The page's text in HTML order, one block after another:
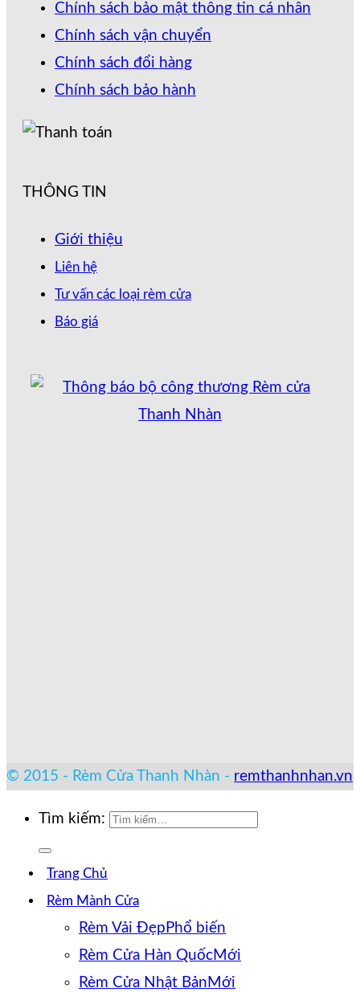
Chính sách bảo mật thông tin cá nhân
Chính sách vận chuyển
Chính sách đổi hàng
Chính sách bảo hành
THÔNG TIN
Giới thiệu
Liên hệ
Tư vấn các loại rèm cửa
Báo giá
© 2015 - Rèm Cửa Thanh Nhàn - remthanhnhan.vn
Tìm kiếm:
Trang Chủ
Rèm Mành Cửa
Rèm Vải Đẹp
Rèm Cửa Hàn Quốc
Rèm Cửa Nhật Bản